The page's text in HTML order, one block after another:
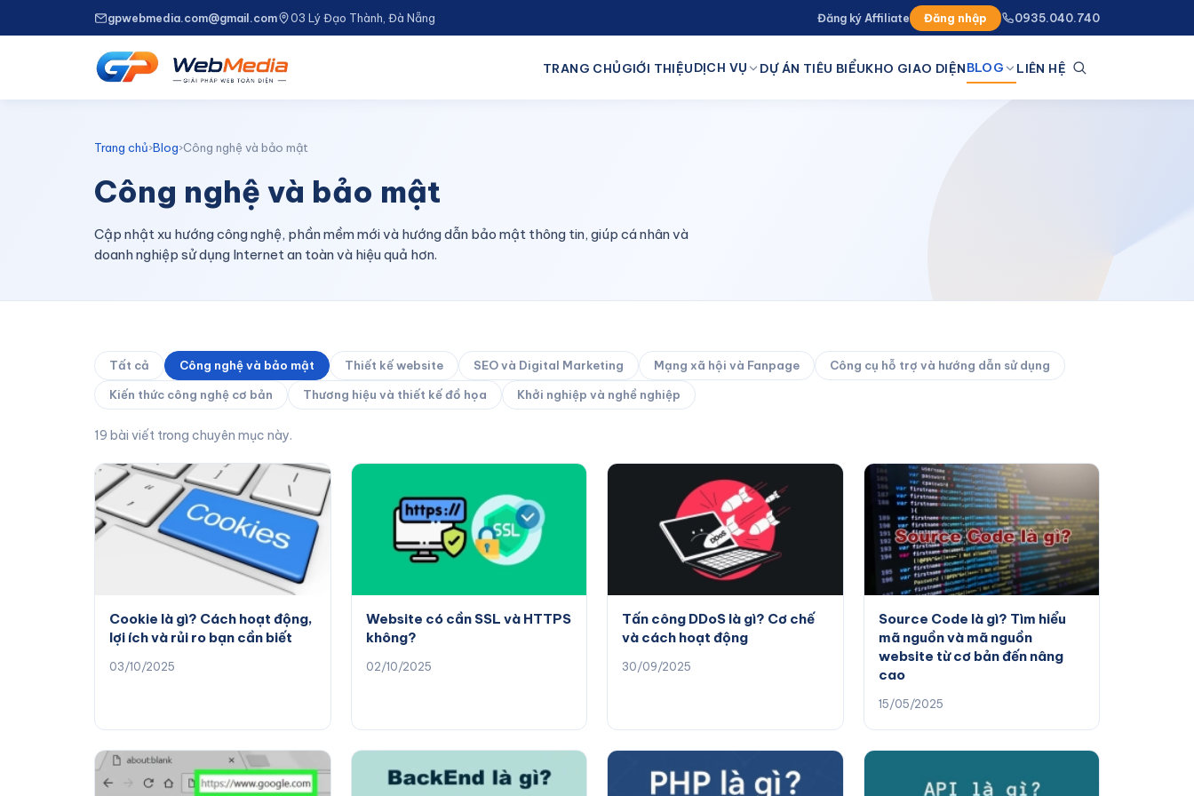
gpwebmedia.com@gmail.com 03 Lý Đạo Thành, Đà Nẵng Đăng ký Affiliate Đăng nhập 0935.040.740
TRANG CHỦGIỚI THIỆUDỊCH VỤ DỰ ÁN TIÊU BIỂUKHO GIAO DIỆNBLOG LIÊN HỆ
Trang chủ›Blog›Công nghệ và bảo mật
Công nghệ và bảo mật
Cập nhật xu hướng công nghệ, phần mềm mới và hướng dẫn bảo mật thông tin, giúp cá nhân và
doanh nghiệp sử dụng Internet an toàn và hiệu quả hơn.
Tất cả Công nghệ và bảo mật Thiết kế website SEO và Digital Marketing Mạng xã hội và Fanpage Công cụ hỗ trợ và hướng dẫn sử dụng
Kiến thức công nghệ cơ bản Thương hiệu và thiết kế đồ họa Khởi nghiệp và nghề nghiệp
19 bài viết trong chuyên mục này.
Cookie là gì? Cách hoạt động,
lợi ích và rủi ro bạn cần biết
03/10/2025
Website có cần SSL và HTTPS
không?
02/10/2025
Tấn công DDoS là gì? Cơ chế
và cách hoạt động
30/09/2025
Source Code là gì? Tìm hiểu
mã nguồn và mã nguồn
website từ cơ bản đến nâng
cao
15/05/2025